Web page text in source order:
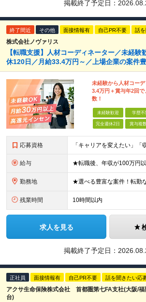
掲載終了予定日：
終了間近 その他 面接情報有 自己PR不要 話
株式会社ノヴァリス
【転職支援】人材コーディネーター／未経験
休120日／月給33.4万円～／上場企業の案件
未経験から人材コー
3.4万円＋賞与年2回
数！
未経験歓迎 学歴不
完全週休2日 賞与複
応募資格
給与
勤務地
残業時間 10時間以内
求人を見る
掲載終了予定日：
正社員 面接情報有 自己PR不要 話を聞きたい応
アクサ生命保険株式会社 首都圏第七FA支社(大阪/福
台)